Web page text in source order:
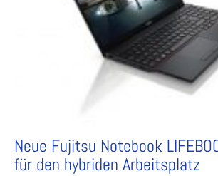
Neue Fujitsu Notebook
für den hybriden Arbeitsplatz